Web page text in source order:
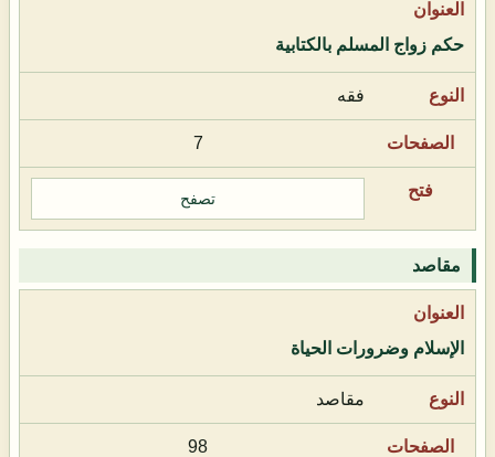
حكم زواج المسلم بالكتابية
فقه
7
تصفح
مقاصد
الإسلام وضرورات الحياة
مقاصد
98